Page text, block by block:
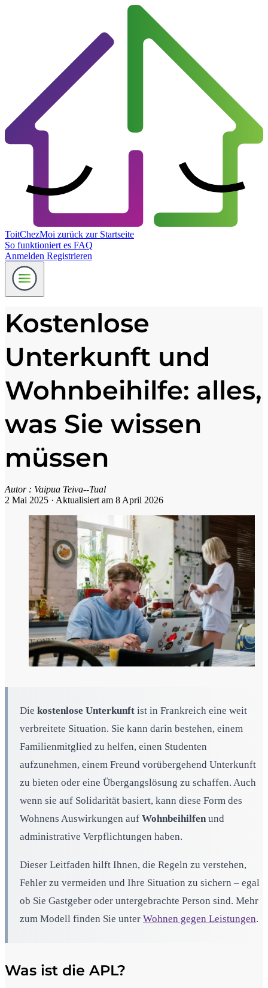
ToitChezMoi zurück zur Startseite
So funktioniert es FAQ
Anmelden Registrieren
Kostenlose
Unterkunft und
Wohnbeihilfe: alles,
was Sie wissen
müssen
Autor : Vaipua Teiva--Tual
2 Mai 2025 · Aktualisiert am 8 April 2026
Die kostenlose Unterkunft ist in Frankreich eine weit
verbreitete Situation. Sie kann darin bestehen, einem
Familienmitglied zu helfen, einen Studenten
aufzunehmen, einem Freund vorübergehend Unterkunft
zu bieten oder eine Übergangslösung zu schaffen. Auch
wenn sie auf Solidarität basiert, kann diese Form des
Wohnens Auswirkungen auf Wohnbeihilfen und
administrative Verpflichtungen haben.
Dieser Leitfaden hilft Ihnen, die Regeln zu verstehen,
Fehler zu vermeiden und Ihre Situation zu sichern – egal
ob Sie Gastgeber oder untergebrachte Person sind. Mehr
zum Modell finden Sie unter Wohnen gegen Leistungen.
Was ist die APL?